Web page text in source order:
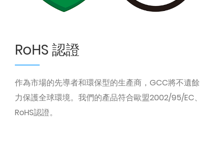
RoHS 認證
作為市場的先導者和環保型的生產商，GCC將不遺餘
力保護全球環境。我們的產品符合歐盟2002/95/EC、
RoHS認證。